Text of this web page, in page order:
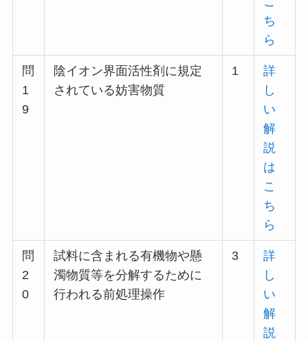
ち
ら
問
1
9
陰イオン界面活性剤に規定
されている妨害物質
1
詳
し
い
解
説
は
こ
ち
ら
問
2
0
試料に含まれる有機物や懸
濁物質等を分解するために
行われる前処理操作
3
詳
し
い
解
説